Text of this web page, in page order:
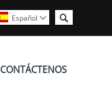

Español 
CONTÁCTENOS